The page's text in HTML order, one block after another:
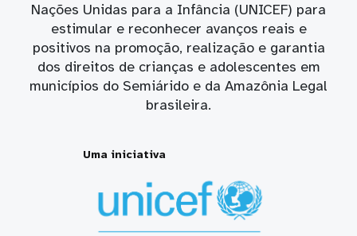
Nações Unidas para a Infância (UNICEF) para
estimular e reconhecer avanços reais e
positivos na promoção, realização e garantia
dos direitos de crianças e adolescentes em
municípios do Semiárido e da Amazônia Legal
brasileira.
Uma iniciativa